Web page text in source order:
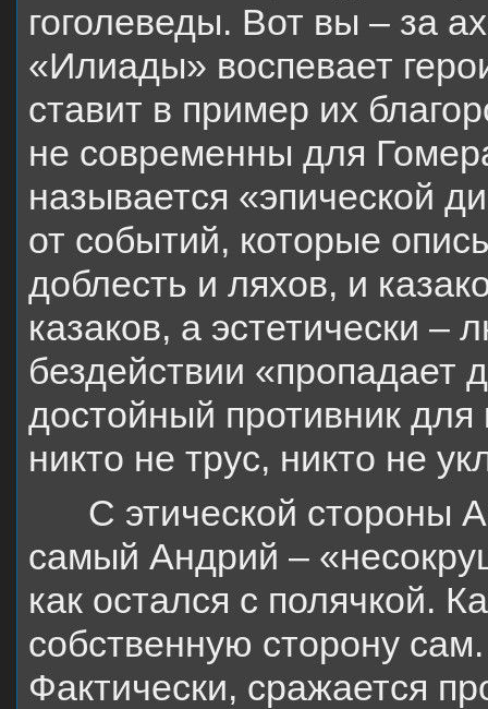
гоголеведы. Вот вы – за
«Илиады» воспевает
ставит в пример их
не современны для
называется «эпической
от событий, которые
доблесть и ляхов, и
казаков, а эстетически –
бездействии «пропадает
достойный противник
никто не трус, никто не
С этической стороны
самый Андрий –
как остался с полячкой.
собственную сторону
Фактически, сражается